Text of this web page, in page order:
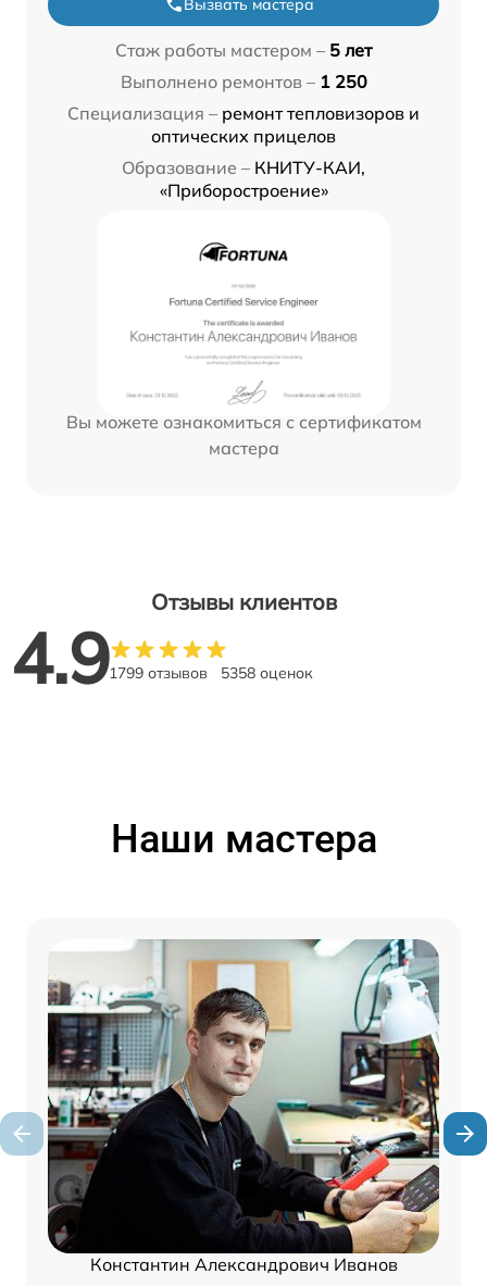
Стаж работы мастером – 5 лет
Выполнено ремонтов – 1 250
Специализация – ремонт тепловизоров и
оптических прицелов
Образование – КНИТУ-КАИ,
«Приборостроение»
Вы можете ознакомиться с сертификатом
мастера
Отзывы клиентов
4.91799 отзывов 5358 оценок
Наши мастера
Константин Александрович Иванов